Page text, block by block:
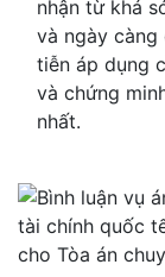
nhận từ khá
và ngày càng
tiễn áp dụng
và chứng
nhất.